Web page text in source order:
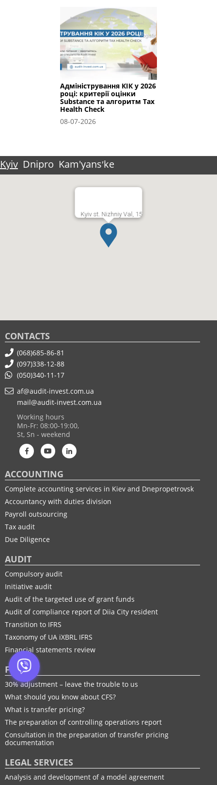
Адміністрування КІК у 2026
році: критерії оцінки
Substance та алгоритм Tax
Health Check
08-07-2026
Kyiv Dnipro Kam'yansʹke
Kyiv st. Nizhniy Val, 15
CONTACTS
(068)685-86-81
(097)338-12-88
(050)340-11-17
af@audit-invest.com.ua
mail@audit-invest.com.ua
Working hours
Mn-Fr: 08:00-19:00,
St, Sn - weekend
ACCOUNTING
Complete accounting services in Kiev and Dnepropetrovsk
Accountancy with duties division
Payroll outsourcing
Tax audit
Due Diligence
AUDIT
Compulsory audit
Initiative audit
Audit of the targeted use of grant funds
Audit of compliance report of Diia City resident
Transition to IFRS
Taxonomy of UA іXBRL IFRS
Financial statements review
FTP
30% adjustment – leave the trouble to us
What should you know about CFS?
What is transfer pricing?
The preparation of controlling operations report
Consultation in the preparation of transfer pricing
documentation
LEGAL SERVICES
Analysis and development of a model agreement